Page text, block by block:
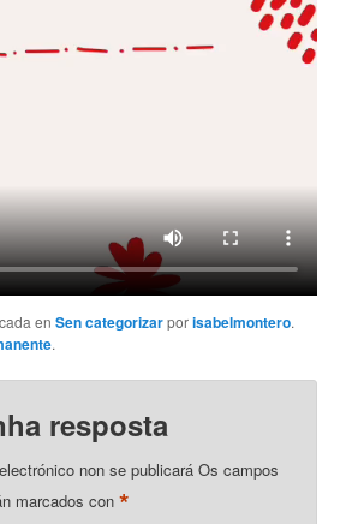
enSen categorizarporisabelmontero.
.
resposta
non se publicará Os campos
marcados con*